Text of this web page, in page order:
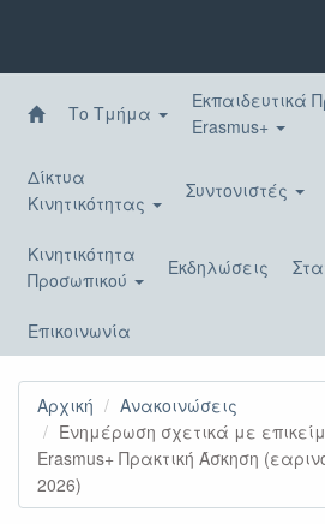
περιεχόμενο
Το Τμήμα
Εκπαιδευτικά
Erasmus+
Δίκτυα
Κινητικότητας
Συντονιστές
Κινητικότητα
Προσωπικού
Εκδηλώσεις
Επικοινωνία
Αρχική
Ανακοινώσεις
Ενημέρωση σχετικά με
Erasmus+ Πρακτική Άσκηση
2026)